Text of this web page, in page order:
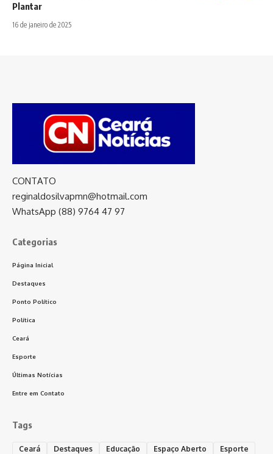
Plantar
16 de janeiro de 2025
CONTATO
reginaldosilvapmn@hotmail.com
WhatsApp (88) 9764 47 97
Categorias
Página Inicial
Destaques
Ponto Político
Política
Ceará
Esporte
Últimas Notícias
Entre em Contato
Tags
Ceará Destaques Educação Espaço Aberto Esporte